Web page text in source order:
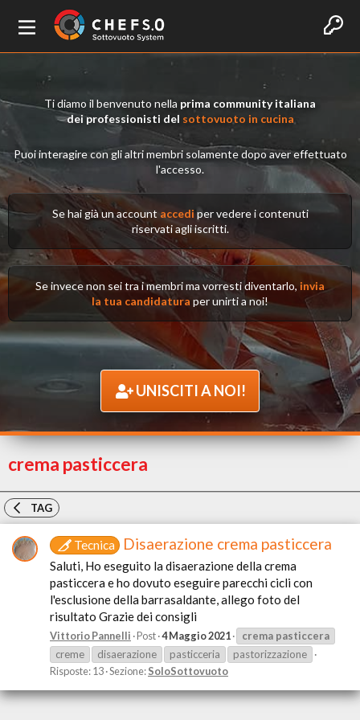
Ti diamo il benvenuto nella prima community italiana
dei professionisti del sottovuoto in cucina
Puoi interagire con gli altri membri solamente dopo aver effettuato
l'accesso.
Se hai già un account accedi per vedere i contenuti
riservati agli iscritti.
Se invece non sei tra i membri ma vorresti diventarlo, invia
la tua candidatura per unirti a noi!
UNISCITI A NOI!
crema pasticcera
TAG
Tecnica Disaerazione crema pasticcera
Saluti, Ho eseguito la disaerazione della crema
pasticcera e ho dovuto eseguire parecchi cicli con
l'esclusione della barrasaldante, allego foto del
risultato Grazie dei consigli
Vittorio Pannelli Post 4 Maggio 2021 crema pasticcera
creme
disaerazione pasticceria
pastorizzazione
Risposte: 13 Sezione:SoloSottovuoto